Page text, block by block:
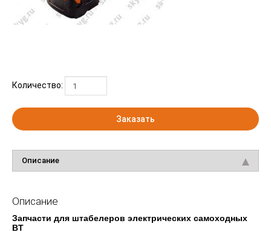
Количество:
Заказать
Описание
Описание
Запчасти для штабелеров электрических самоходных
BT